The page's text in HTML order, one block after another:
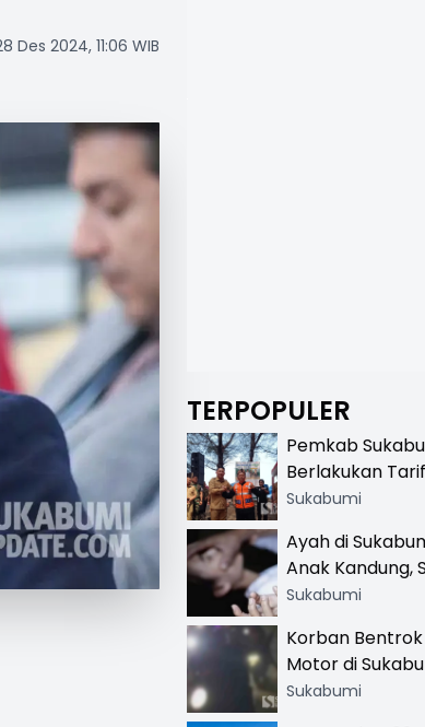
Des 2024, 11:06 WIB
TERPOPULER
Pemkab
Berlakukan
Resmi di 13
Khusus
Sukabumi
Ayah di
Anak Kandung,
Hingga SMA
Sukabumi
Korban
Motor di
dan Sopir Tangki
Sukabumi